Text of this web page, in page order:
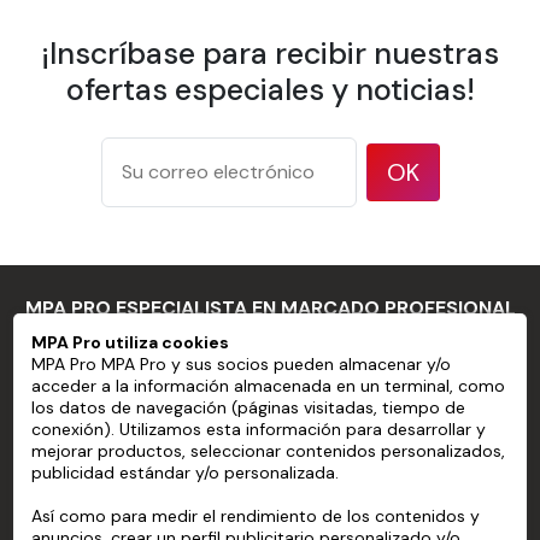
la
temperatura
-40°C a +90°C
Superficies
onduladas o
altamente
cabezas de pernos
Sustratos que no
tienen una
superficie limpia y
lisa, o con poca
cohesión entre la
pintura y el
sustrato
¡Inscríbase para recibir nuestras
ofertas especiales y noticias!
OK
MPA PRO ESPECIALISTA EN MARCADO PROFESIONAL
MPA PRO
SERVICIOS
CUENTA
AYUDA
MPA Pro utiliza cookies
MPA Pro MPA Pro y sus socios pueden almacenar y/o
acceder a la información almacenada en un terminal, como
los datos de navegación (páginas visitadas, tiempo de
conexión). Utilizamos esta información para desarrollar y
mejorar productos, seleccionar contenidos personalizados,
publicidad estándar y/o personalizada.
Así como para medir el rendimiento de los contenidos y